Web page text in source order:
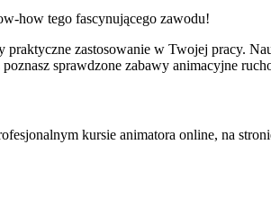
how tego fascynującego zawodu!
zastosowanie w Twojej pracy.
sprawdzone zabawy animacyjne
kursie animatora online, na